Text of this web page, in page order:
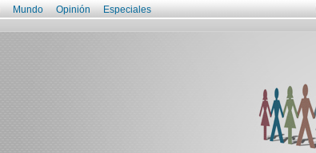
Mundo Opinión Especiales